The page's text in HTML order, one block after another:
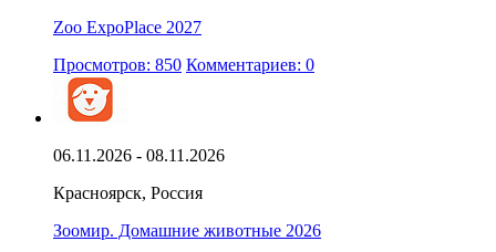
Zoo ExpoPlace 2027
Просмотров: 850 Комментариев: 0
06.11.2026 - 08.11.2026
Красноярск, Россия
Зоомир. Домашние животные 2026